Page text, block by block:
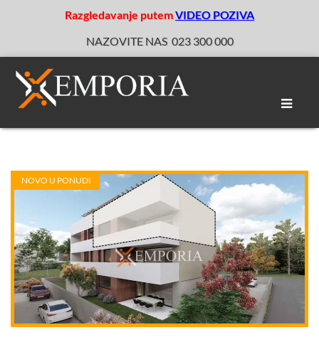
Razgledavanje putemVIDEO POZIVA
NAZOVITE NAS 023 300 000
Toggle
NOVO U PONUDI